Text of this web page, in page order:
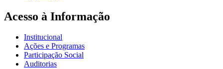
Acesso à Informação
Institucional
Ações e Programas
Participação Social
Auditorias